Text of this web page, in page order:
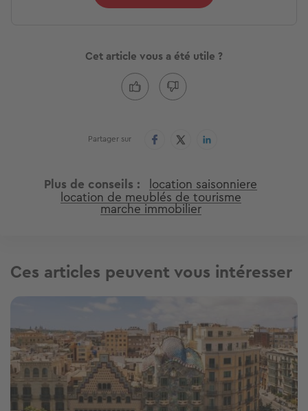
Cet article vous a été utile ?
Partager sur
Plus de conseils location saisonniere
location de meublés de tourisme
marche immobilier
Ces articles peuvent vous intéresser